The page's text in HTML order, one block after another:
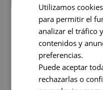
ILUMINACIÓN
VENDES!
12 De Diciembre
La iluminación comercial
instalación de un punto
Utilizamos
para permitir el
analizar el tráfico
contenidos y
preferencias.
Puede aceptar
rechazarlas o